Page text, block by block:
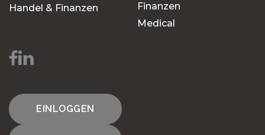
Handel & Finanzen
Finanzen
Medical
EINLOGGEN